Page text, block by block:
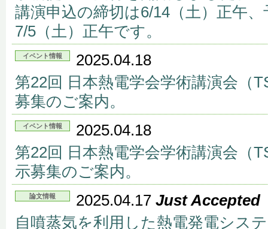
講演申込の締切は6/14（土）正午
7/5（土）正午です。
イベント情報
2025.04.18
第22回 日本熱電学会学術講演会（
募集のご案内。
イベント情報
2025.04.18
第22回 日本熱電学会学術講演会（
示募集のご案内。
論文情報 2025.04.17 Just Accepted
自噴蒸気を利用した熱電発電シス